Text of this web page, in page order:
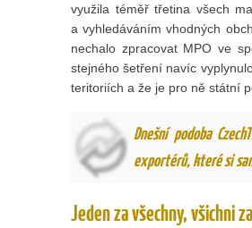
využila téměř třetina všech
a vyhledáváním vhodných
nechalo zpracovat MPO ve
stejného šetření navíc
teritoriích a že je pro ně státní
Dnešní podoba
exportérů, které si
Jeden za všechny, všichni